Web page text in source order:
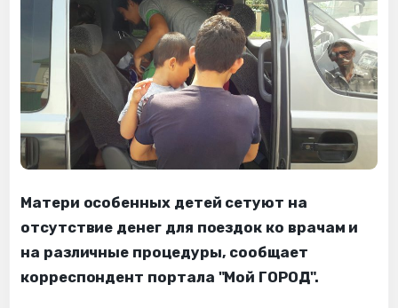
Матери особенных детей сетуют на
отсутствие денег для поездок ко врачам и
на различные процедуры, сообщает
корреспондент портала "Мой ГОРОД".